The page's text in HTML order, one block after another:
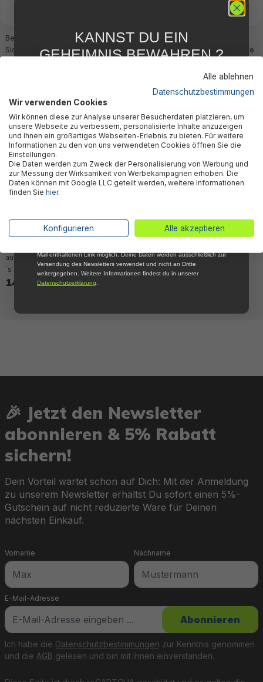
Bestway® Ersatzteil
Sicherheitsleine für Hydro-
Bestway® Ersatzteil
Sicherheitsleine für ausgewählte
24,85 €*
Ausverkauft
Bestway® Ersatzteil
ausgewählte Hydro-Force™ SUP
´s
14,85 €*
🎉 Jetzt den Newsletter
abonnieren & 5% Rabatt
sichern!
Dein Vorteil wartet schon auf Dich: Mit der Anmeldung
zu unserem Newsletter erhältst Du sofort einen 5%-
Gutschein auf nicht reduzierte Ware für Deinen
nächsten Einkauf.
E-Mail-Adresse *
Vorname Nachname
Ich habe die Datenschutzbestimmungen zur Kenntnis genommen
und die AGB gelesen und bin mit ihnen einverstanden.
Abonnieren
Alle ablehnen
Datenschutzbestimmungen
Wir verwenden Cookies
Wir können diese zur Analyse unserer Besucherdaten platzieren, um
unsere Webseite zu verbessern, personalisierte Inhalte anzuzeigen
und Ihnen ein großartiges Webseiten-Erlebnis zu bieten. Für weitere
Informationen zu den von uns verwendeten Cookies öffnen Sie die
Einstellungen.
Die Daten werden zum Zweck der Personalisierung von Werbung und
zur Messung der Wirksamkeit von Werbekampagnen erhoben. Die
Daten können mit Google LLC geteilt werden, weitere Informationen
finden Sie hier.
Konfigurieren Alle akzeptieren
KANNST DU EIN
GEHEIMNIS BEWAHREN ?
FÜR DICH
Abonniere jetzt unseren kostenlosen
Newsletter, verpasse keine Neuigkeiten und
Aktionen mehr und sichere Dir 5 %
Willkommensrabatt auf nicht reduzierte Ware
bei Deiner ersten Bestellung !*
Email
*Mit der Anmeldung zum Newsletter stimmst du zu, regelmäßig per E-
Mail über aktuelle Angebote, Aktionen und Produktneuheiten
Mail enthaltenen Link möglich. Deine Daten werden ausschließlich zur
Versendung des Newsletters verwendet und nicht an Dritte
weitergegeben. Weitere Informationen findest du in unserer
Datenschutzerklärung